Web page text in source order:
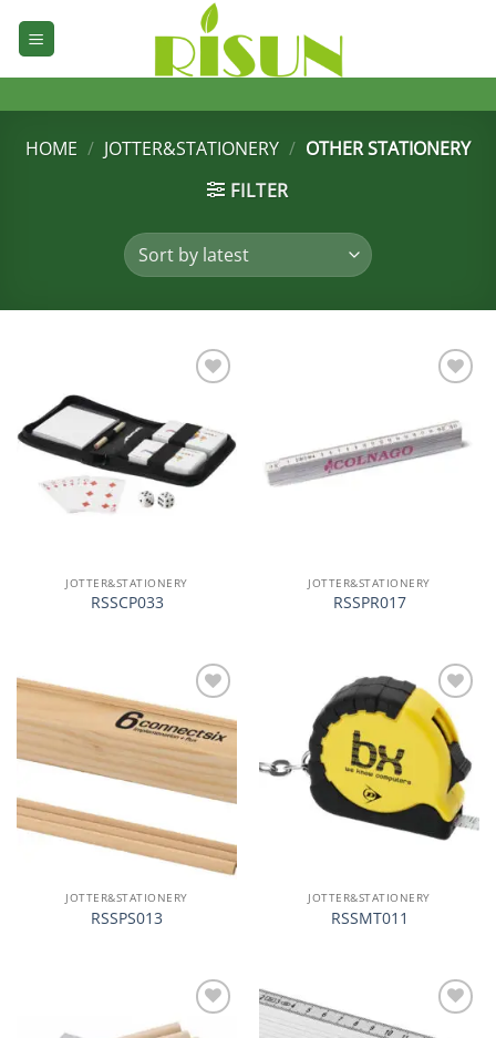
HOME / JOTTER&STATIONERY / OTHER STATIONERY
FILTER
单
JOTTER&STATIONERY
RSSCP033
单
JOTTER&STATIONERY
RSSPR017
加入
心愿
单
JOTTER&STATIONERY
RSSPS013
加入
心愿
单
JOTTER&STATIONERY
RSSMT011